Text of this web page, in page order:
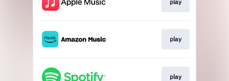
play
play
play